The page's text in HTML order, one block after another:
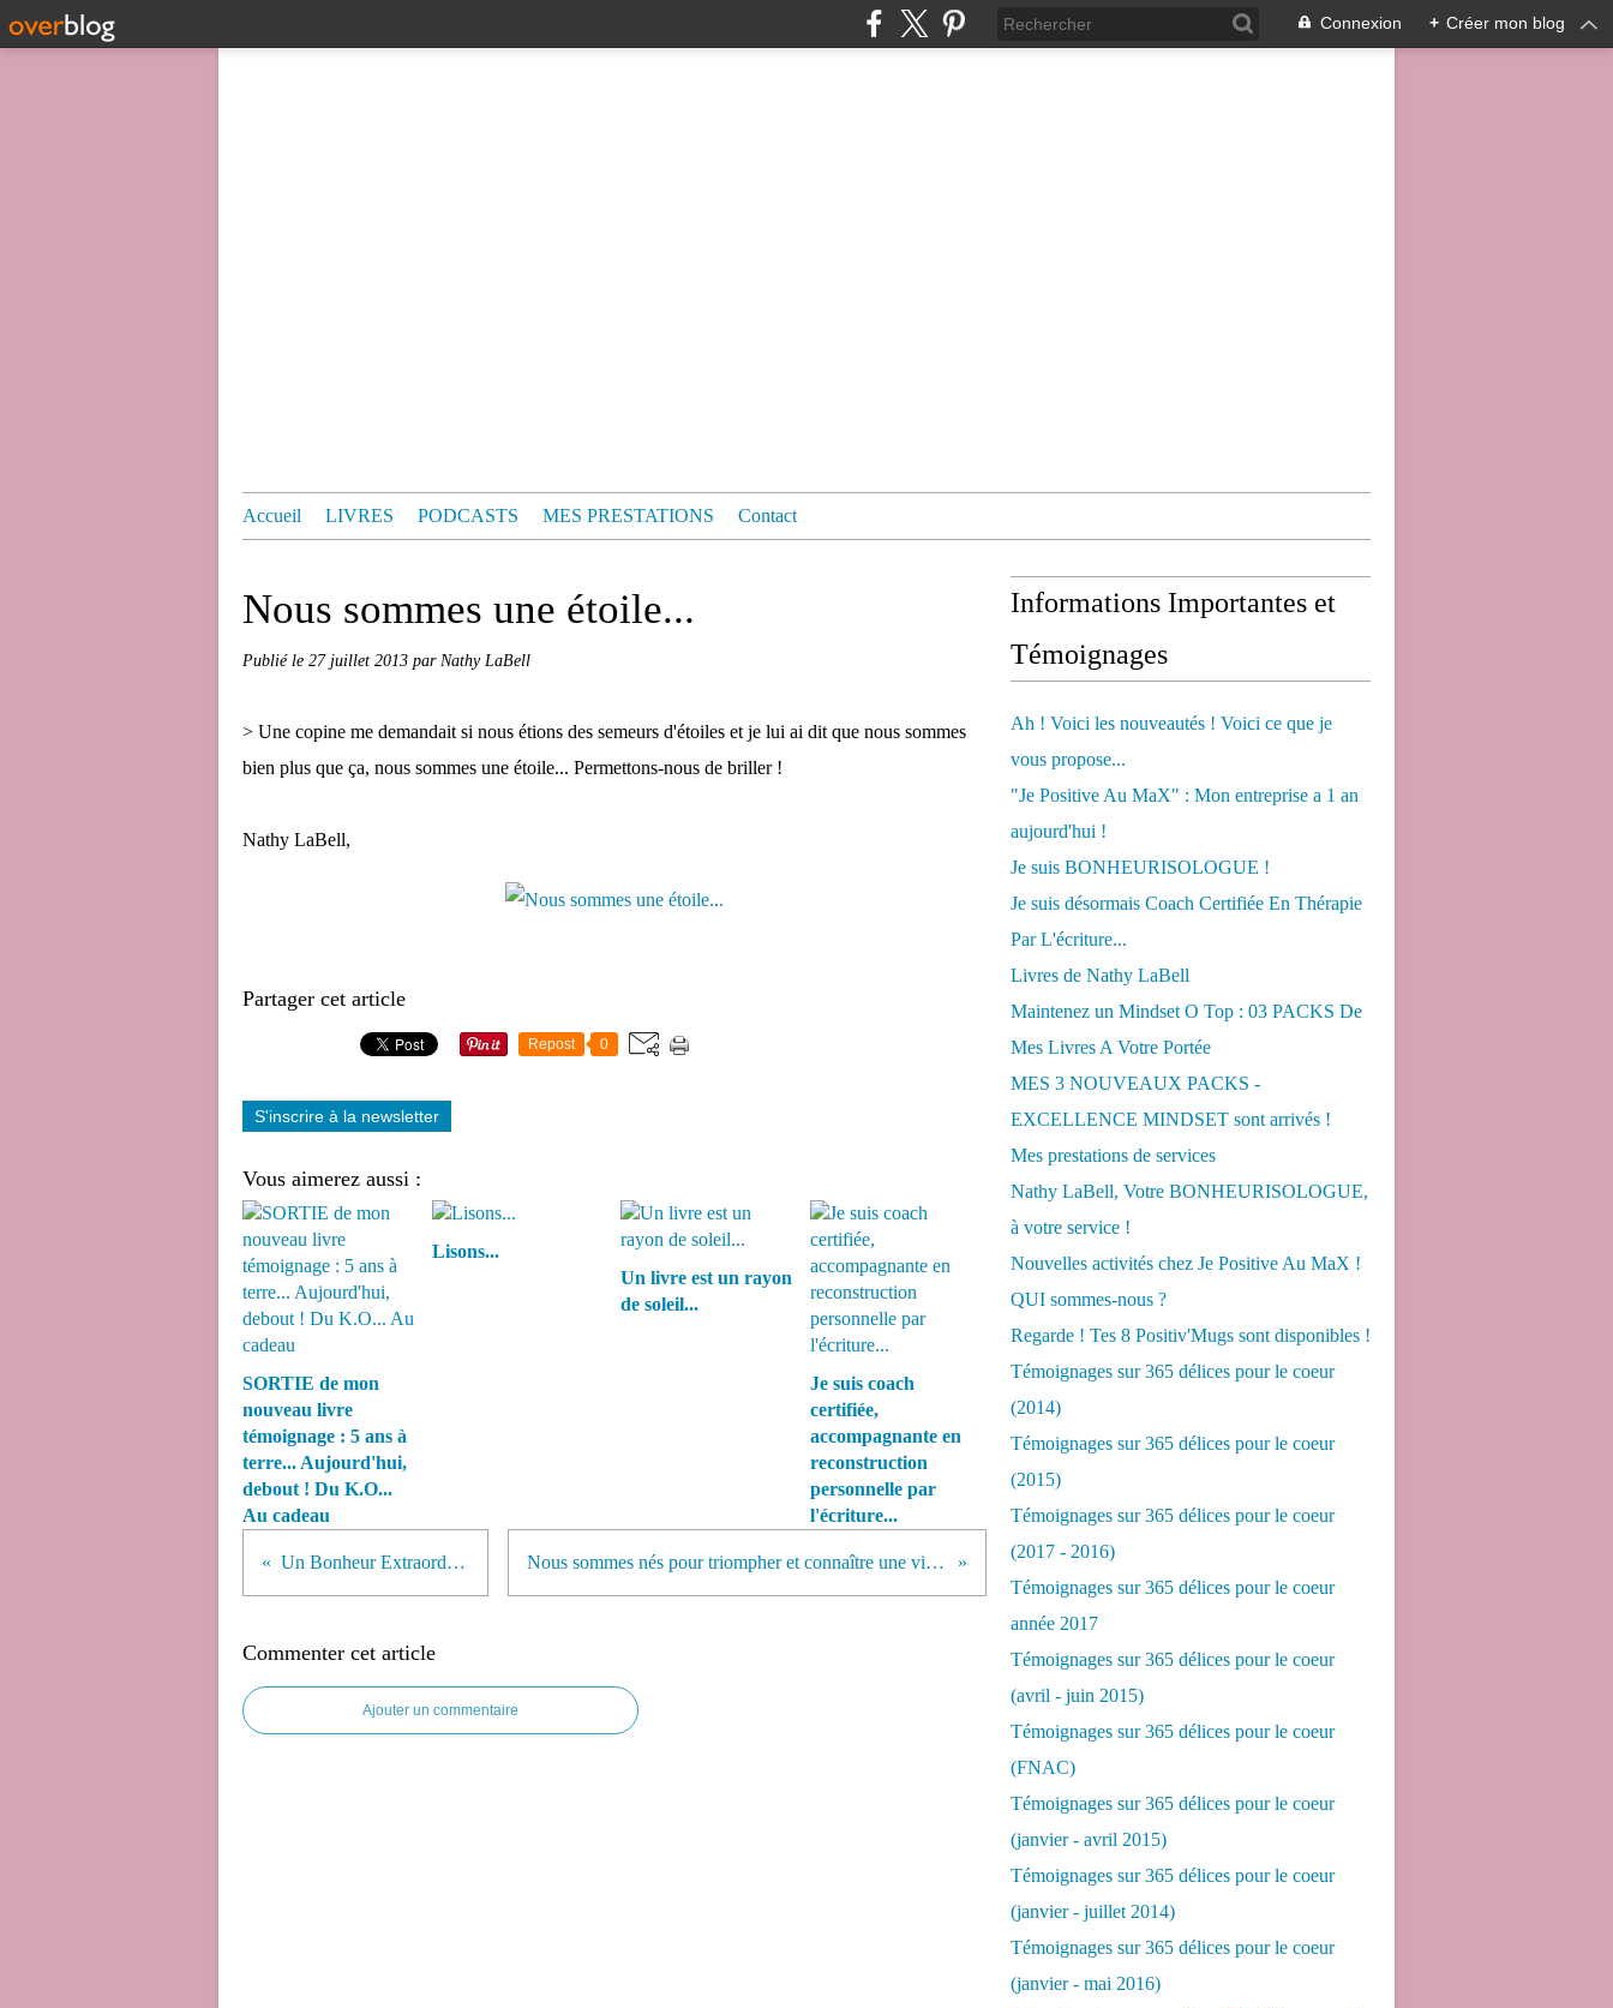
Connexion + Créer mon blog
Accueil LIVRES PODCASTS MES PRESTATIONS Contact
Nous sommes une étoile...
Publié le 27 juillet 2013 par Nathy LaBell
> Une copine me demandait si nous étions des semeurs d'étoiles et je lui ai dit que nous sommes
bien plus que ça, nous sommes une étoile... Permettons-nous de briller !
Nathy LaBell,
Partager cet article
Repost 0
S'inscrire à la newsletter
Vous aimerez aussi :
SORTIE de mon
nouveau livre
témoignage : 5 ans à
terre... Aujourd'hui,
debout ! Du K.O...
Au cadeau
Lisons...
Un livre est un rayon
de soleil...
Je suis coach
certifiée,
accompagnante en
reconstruction
personnelle par
l'écriture...
Un Bonheur Extraordinaire... Nous sommes nés pour triompher et connaître une vie glorieuse...
Commenter cet article
Ajouter un commentaire
Informations Importantes et
Témoignages
Ah ! Voici les nouveautés ! Voici ce que je
vous propose...
"Je Positive Au MaX" : Mon entreprise a 1 an
aujourd'hui !
Je suis BONHEURISOLOGUE !
Je suis désormais Coach Certifiée En Thérapie
Par L'écriture...
Livres de Nathy LaBell
Maintenez un Mindset O Top : 03 PACKS De
Mes Livres A Votre Portée
MES 3 NOUVEAUX PACKS -
EXCELLENCE MINDSET sont arrivés !
Mes prestations de services
Nathy LaBell, Votre BONHEURISOLOGUE,
à votre service !
Nouvelles activités chez Je Positive Au MaX !
QUI sommes-nous ?
Regarde ! Tes 8 Positiv'Mugs sont disponibles !
Témoignages sur 365 délices pour le coeur
(2014)
Témoignages sur 365 délices pour le coeur
(2015)
Témoignages sur 365 délices pour le coeur
(2017 - 2016)
Témoignages sur 365 délices pour le coeur
année 2017
Témoignages sur 365 délices pour le coeur
(avril - juin 2015)
Témoignages sur 365 délices pour le coeur
(FNAC)
Témoignages sur 365 délices pour le coeur
(janvier - avril 2015)
Témoignages sur 365 délices pour le coeur
(janvier - juillet 2014)
Témoignages sur 365 délices pour le coeur
(janvier - mai 2016)